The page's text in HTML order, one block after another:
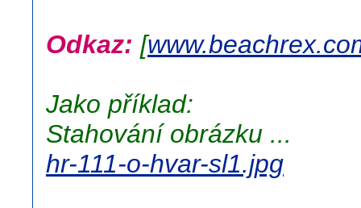
Odkaz: [
Jako příklad:
Stahování obrázku ...
hr-111-o-hvar-sl1.jpg